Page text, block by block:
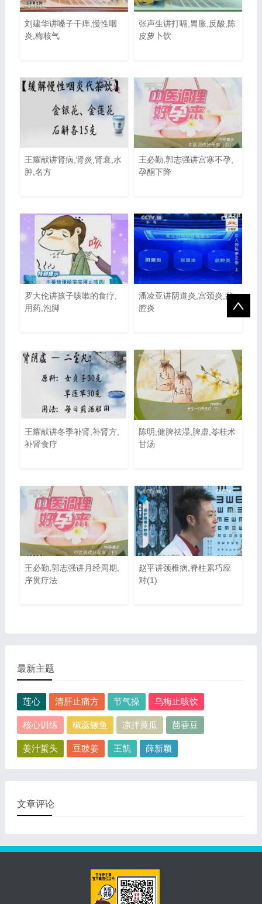
刘建华讲嗓子干痒,慢性咽
炎,梅核气
张声生讲打嗝,胃胀,反酸,陈
皮萝卜饮
王耀献讲肾病,肾炎,肾衰,水
肿,名方
王必勤,郭志强讲宫寒不孕,
孕酮下降
罗大伦讲孩子咳嗽的食疗,
用药,泡脚
潘凌亚讲阴道炎,宫颈炎,盆
腔炎
王耀献讲冬季补肾,补肾方,
补肾食疗
陈明,健脾祛湿,脾虚,苓桂术
甘汤
王必勤,郭志强讲月经周期,
序贯疗法
赵平讲颈椎病,脊柱累巧应
对(1)
最新主题
莲心 清肝止痛方 节气操 乌梅止咳饮
核心训练 椒蕊鳜鱼 凉拌黄瓜 茴香豆
姜汁蜇头 豆豉姜 王凯 薛新颖
文章评论